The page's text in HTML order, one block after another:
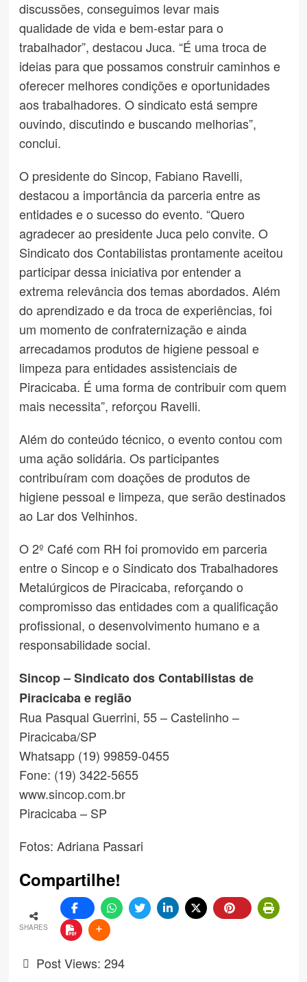
discussões, conseguimos levar mais
qualidade de vida e bem-estar para o
trabalhador”, destacou Juca. “É uma troca de
ideias para que possamos construir caminhos e
oferecer melhores condições e oportunidades
aos trabalhadores. O sindicato está sempre
ouvindo, discutindo e buscando melhorias”,
conclui.
O presidente do Sincop, Fabiano Ravelli,
destacou a importância da parceria entre as
entidades e o sucesso do evento. “Quero
agradecer ao presidente Juca pelo convite. O
Sindicato dos Contabilistas prontamente aceitou
participar dessa iniciativa por entender a
extrema relevância dos temas abordados. Além
do aprendizado e da troca de experiências, foi
um momento de confraternização e ainda
arrecadamos produtos de higiene pessoal e
limpeza para entidades assistenciais de
Piracicaba. É uma forma de contribuir com quem
mais necessita”, reforçou Ravelli.
Além do conteúdo técnico, o evento contou com
uma ação solidária. Os participantes
contribuíram com doações de produtos de
higiene pessoal e limpeza, que serão destinados
ao Lar dos Velhinhos.
O 2º Café com RH foi promovido em parceria
entre o Sincop e o Sindicato dos Trabalhadores
Metalúrgicos de Piracicaba, reforçando o
compromisso das entidades com a qualificação
profissional, o desenvolvimento humano e a
responsabilidade social.
Sincop – Sindicato dos Contabilistas de
Piracicaba e região
Rua Pasqual Guerrini, 55 – Castelinho –
Piracicaba/SP
Whatsapp (19) 99859-0455
Fone: (19) 3422-5655
www.sincop.com.br
Piracicaba – SP
Fotos: Adriana Passari
Compartilhe!
SHARES
Post Views: 294